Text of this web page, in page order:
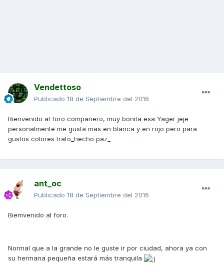
Vendettoso
Publicado 18 de Septiembre del 2016
Bienvenido al foro compañero, muy bonita esa Yager jeje
personalmente me gusta mas en blanca y en rojo pero para
gustos colores trato_hecho paz_
ant_oc
Publicado 18 de Septiembre del 2016
Biemvenido al foro.
Normal que a la grande no le guste ir por ciudad, ahora ya con
su hermana pequeña estará más tranquila